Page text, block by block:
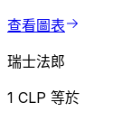
查看圖表
瑞士法郎
1 CLP 等於